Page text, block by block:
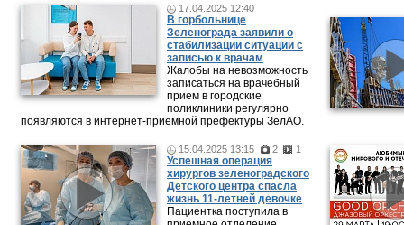
17.04.2025 12:40
В горбольнице
Зеленограда заявили о
стабилизации ситуации с
записью к врачам
Жалобы на невозможность
записаться на врачебный
прием в городские
поликлиники регулярно
появляются в интернет-приемной префектуры ЗелАО.
15.04.2025 13:15 2 1
Успешная операция
хирургов зеленоградского
Детского центра спасла
жизнь 11-летней девочке
Пациентка поступила в